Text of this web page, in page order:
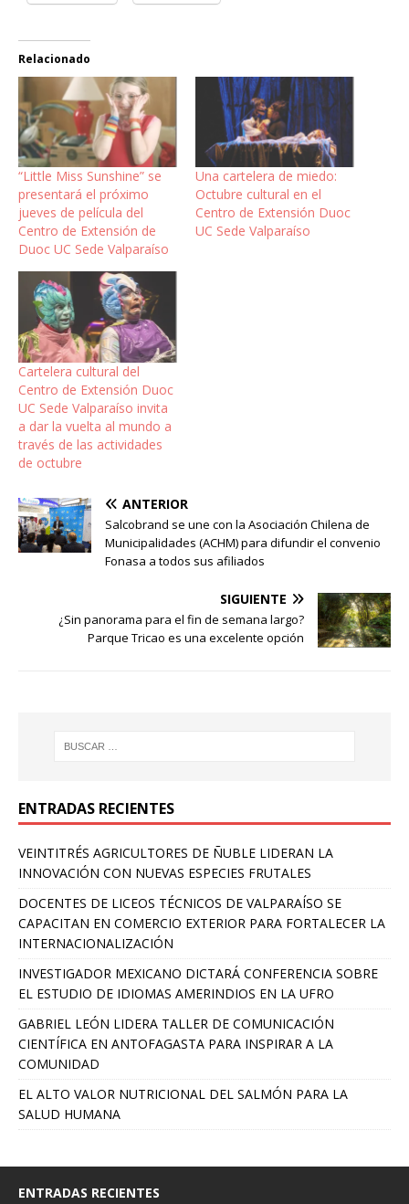
Relacionado
“Little Miss Sunshine” se
presentará el próximo
jueves de película del
Centro de Extensión de
Duoc UC Sede Valparaíso
Una cartelera de miedo:
Octubre cultural en el
Centro de Extensión Duoc
UC Sede Valparaíso
Cartelera cultural del
Centro de Extensión Duoc
UC Sede Valparaíso invita
a dar la vuelta al mundo a
través de las actividades
de octubre
ANTERIOR
Salcobrand se une con la Asociación Chilena de
Municipalidades (ACHM) para difundir el convenio
Fonasa a todos sus afiliados
SIGUIENTE
¿Sin panorama para el fin de semana largo?
Parque Tricao es una excelente opción
ENTRADAS RECIENTES
VEINTITRÉS AGRICULTORES DE ÑUBLE LIDERAN LA
INNOVACIÓN CON NUEVAS ESPECIES FRUTALES
DOCENTES DE LICEOS TÉCNICOS DE VALPARAÍSO SE
CAPACITAN EN COMERCIO EXTERIOR PARA FORTALECER LA
INTERNACIONALIZACIÓN
INVESTIGADOR MEXICANO DICTARÁ CONFERENCIA SOBRE
EL ESTUDIO DE IDIOMAS AMERINDIOS EN LA UFRO
GABRIEL LEÓN LIDERA TALLER DE COMUNICACIÓN
CIENTÍFICA EN ANTOFAGASTA PARA INSPIRAR A LA
COMUNIDAD
EL ALTO VALOR NUTRICIONAL DEL SALMÓN PARA LA
SALUD HUMANA
ENTRADAS RECIENTES